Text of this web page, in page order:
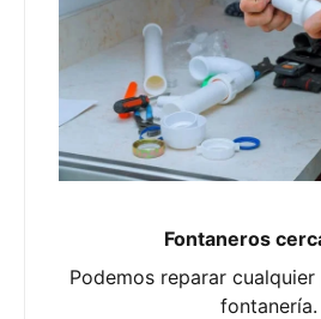
Fontaneros
Podemos reparar
fontanería.